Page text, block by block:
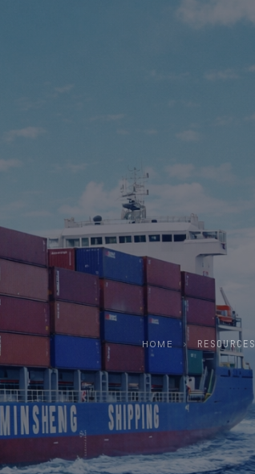
HOME › RESOURCES